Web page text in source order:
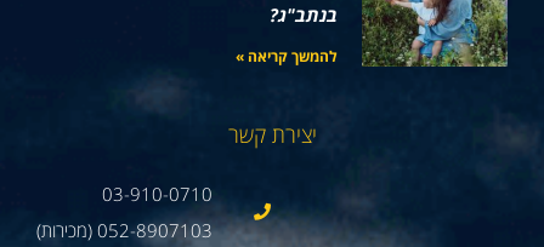
בנתב"ג?
להמשך קריאה »
יצירת קשר
03-910-0710
052-8907103 (מכירות)